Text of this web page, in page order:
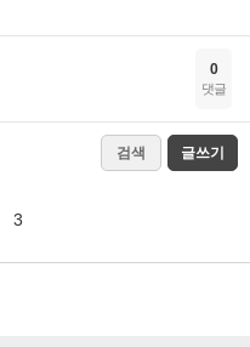
0
댓글
검색 글쓰기
3